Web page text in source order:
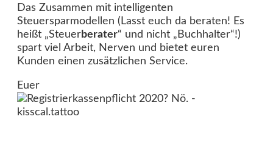
Das Zusammen mit intelligenten
Steuersparmodellen (Lasst euch da beraten! Es
heißt „Steuerberater“ und nicht „Buchhalter“!)
spart viel Arbeit, Nerven und bietet euren
Kunden einen zusätzlichen Service.
Euer